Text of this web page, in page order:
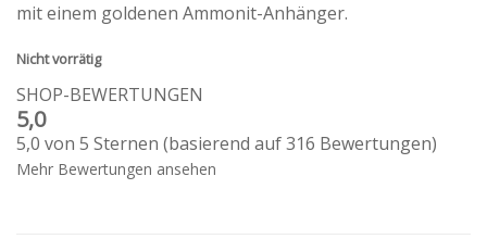
mit einem goldenen Ammonit-Anhänger.
Nicht vorrätig
SHOP-BEWERTUNGEN
5,0
5,0 von 5 Sternen (basierend auf 316 Bewertungen)
Mehr Bewertungen ansehen